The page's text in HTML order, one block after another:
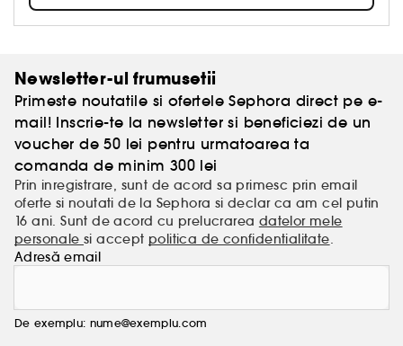
Newsletter-ul frumusetii
Primeste noutatile si ofertele Sephora direct pe e-
mail! Inscrie-te la newsletter si beneficiezi de un
voucher de 50 lei pentru urmatoarea ta
comanda de minim 300 lei
Prin inregistrare, sunt de acord sa primesc prin email
oferte si noutati de la Sephora si declar ca am cel putin
16 ani. Sunt de acord cu prelucrarea datelor mele
personalesi accept politica de confidentialitate.
Adresă email
De exemplu: nume@exemplu.com